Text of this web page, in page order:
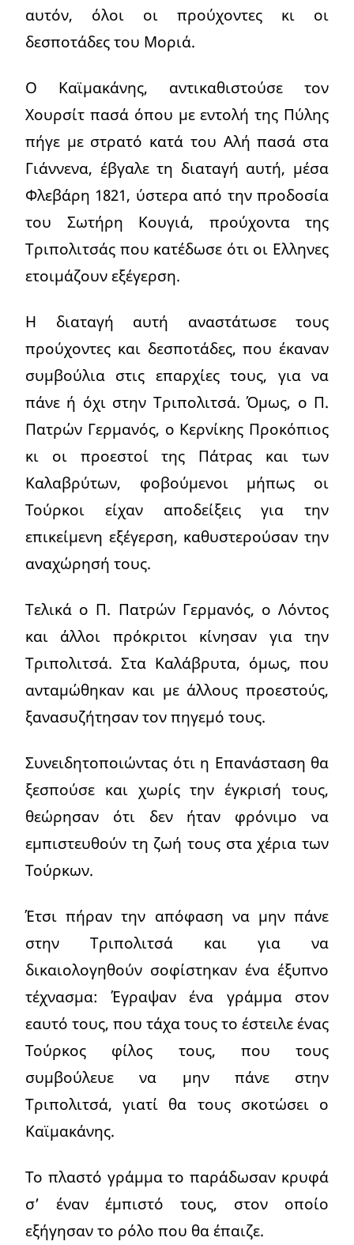
αυτόν, όλοι οι προύχοντες κι οι
δεσποτάδες του Μοριά.
Ο Καϊμακάνης, αντικαθιστούσε τον
Χουρσίτ πασά όπου με εντολή της Πύλης
πήγε με στρατό κατά του Αλή πασά στα
Γιάννενα, έβγαλε τη διαταγή αυτή, μέσα
Φλεβάρη 1821, ύστερα από την προδοσία
του Σωτήρη Κουγιά, προύχοντα της
Τριπολιτσάς που κατέδωσε ότι οι Ελληνες
ετοιμάζουν εξέγερση.
Η διαταγή αυτή αναστάτωσε τους
προύχοντες και δεσποτάδες, που έκαναν
συμβούλια στις επαρχίες τους, για να
πάνε ή όχι στην Τριπολιτσά. Όμως, ο Π.
Πατρών Γερμανός, ο Κερνίκης Προκόπιος
κι οι προεστοί της Πάτρας και των
Καλαβρύτων, φοβούμενοι μήπως οι
Τούρκοι είχαν αποδείξεις για την
επικείμενη εξέγερση, καθυστερούσαν την
αναχώρησή τους.
Τελικά ο Π. Πατρών Γερμανός, ο Λόντος
και άλλοι πρόκριτοι κίνησαν για την
Τριπολιτσά. Στα Καλάβρυτα, όμως, που
ανταμώθηκαν και με άλλους προεστούς,
ξανασυζήτησαν τον πηγεμό τους.
Συνειδητοποιώντας ότι η Επανάσταση θα
ξεσπούσε και χωρίς την έγκρισή τους,
θεώρησαν ότι δεν ήταν φρόνιμο να
εμπιστευθούν τη ζωή τους στα χέρια των
Τούρκων.
Έτσι πήραν την απόφαση να μην πάνε
στην Τριπολιτσά και για να
δικαιολογηθούν σοφίστηκαν ένα έξυπνο
τέχνασμα: Έγραψαν ένα γράμμα στον
εαυτό τους, που τάχα τους το έστειλε ένας
Τούρκος φίλος τους, που τους
συμβούλευε να μην πάνε στην
Τριπολιτσά, γιατί θα τους σκοτώσει ο
Καϊμακάνης.
Το πλαστό γράμμα το παράδωσαν κρυφά
σ’ έναν έμπιστό τους, στον οποίο
εξήγησαν το ρόλο που θα έπαιζε.